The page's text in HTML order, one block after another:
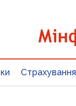
Страхування